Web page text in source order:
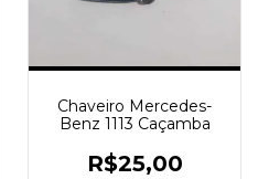
Chaveiro Mercedes-
Benz 1113 Caçamba
R$25,00